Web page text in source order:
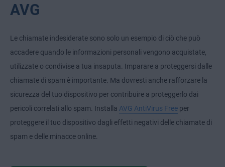
AVG
Le chiamate indesiderate sono solo un esempio di ciò che può
accadere quando le informazioni personali vengono acquistate,
utilizzate o condivise a tua insaputa. Imparare a proteggersi dalle
chiamate di spam è importante. Ma dovresti anche rafforzare la
sicurezza del tuo dispositivo per contribuire a proteggerlo dai
pericoli correlati allo spam. Installa AVG AntiVirus Free per
proteggere il tuo dispositivo dagli effetti negativi delle chiamate di
spam e delle minacce online.